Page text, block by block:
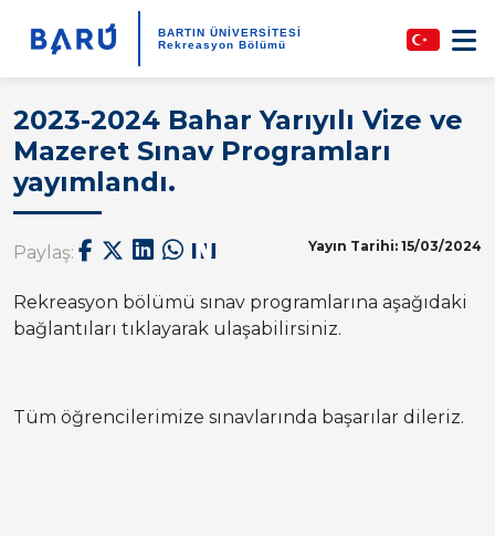
BARTIN ÜNİVERSİTESİ
Rekreasyon Bölümü
2023-2024 Bahar Yarıyılı Vize ve
Mazeret Sınav Programları
yayımlandı.
Paylaş: Yayın Tarihi: 15/03/2024
Rekreasyon bölümü sınav programlarına aşağıdaki
bağlantıları tıklayarak ulaşabilirsiniz.
Tüm öğrencilerimize sınavlarında başarılar dileriz.